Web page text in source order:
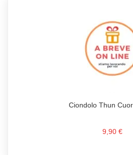
Ciondolo Thun
9,90 €